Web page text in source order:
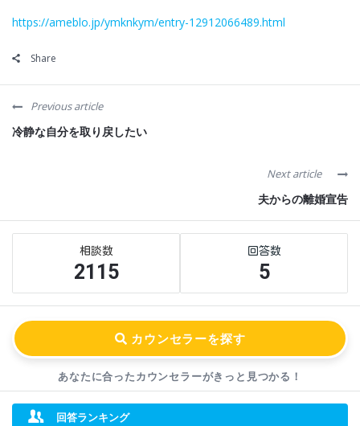
https://ameblo.jp/ymknkym/entry-12912066489.html
Share
Previous article
冷静な自分を取り戻したい
Next article
夫からの離婚宣告
Sidebar
2115 5
あなたに合ったカウンセラーがきっと見つかる！
回答ランキング